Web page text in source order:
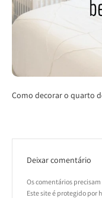
Como decorar o quarto
Deixar comentário
Os comentários
Este site é protegido por